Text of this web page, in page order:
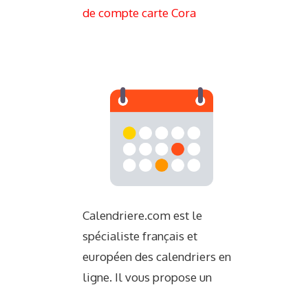
de compte carte Cora
Calendriere.com est le
spécialiste français et
européen des calendriers en
ligne. Il vous propose un